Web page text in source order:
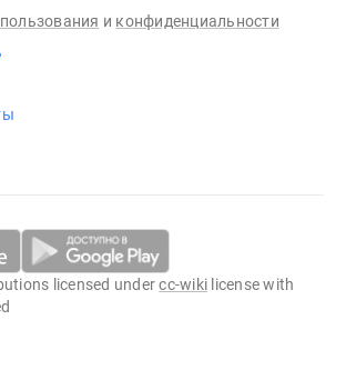
и конфиденциальности
licensed undercc-wiki license with